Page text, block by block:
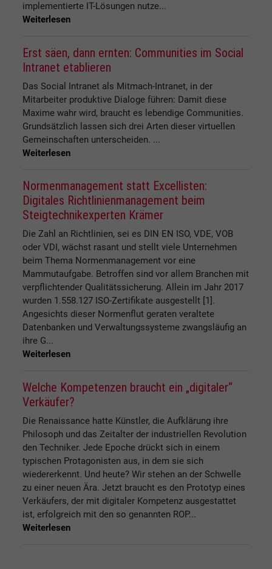
implementierte IT-Lösungen nutze...
Weiterlesen
Erst säen, dann ernten: Communities im Social
Intranet etablieren
Das Social Intranet als Mitmach-Intranet, in der
Mitarbeiter produktive Dialoge führen: Damit diese
Maxime wahr wird, braucht es lebendige Communities.
Grundsätzlich lassen sich drei Arten dieser virtuellen
Gemeinschaften unterscheiden. ...
Weiterlesen
Normenmanagement statt Excellisten:
Digitales Richtlinienmanagement beim
Steigtechnikexperten Krämer
Die Zahl an Richtlinien, sei es DIN EN ISO, VDE, VOB
oder VDI, wächst rasant und stellt viele Unternehmen
beim Thema Normenmanagement vor eine
Mammutaufgabe. Betroffen sind vor allem Branchen mit
verpflichtender Qualitätssicherung. Allein im Jahr 2017
wurden 1.558.127 ISO-Zertifikate ausgestellt [1].
Angesichts dieser Normenflut geraten veraltete
Datenbanken und Verwaltungssysteme zwangsläufig an
ihre G...
Weiterlesen
Welche Kompetenzen braucht ein „digitaler“
Verkäufer?
Die Renaissance hatte Künstler, die Aufklärung ihre
Philosoph und das Zeitalter der industriellen Revolution
den Techniker. Jede Epoche drückt sich in einem
typischen Protagonisten aus, in dem sie sich
wiedererkennt. Und heute? Wir stehen an der Schwelle
zu einer neuen Ära. Jetzt braucht es den Prototyp eines
Verkäufers, der mit digitaler Kompetenz ausgestattet
ist, erfolgreich mit den so genannten ROP...
Weiterlesen